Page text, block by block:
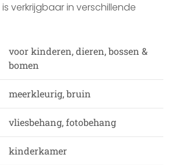
verkrijgbaar in verschillende
voor kinderen, dieren, bossen &
bomen
meerkleurig, bruin
vliesbehang, fotobehang
kinderkamer